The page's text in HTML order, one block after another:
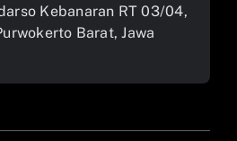
Kebanaran RT 03/04,
Barat, Jawa